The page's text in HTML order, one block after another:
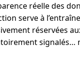
réelle des
serve à
réservées
signalés…